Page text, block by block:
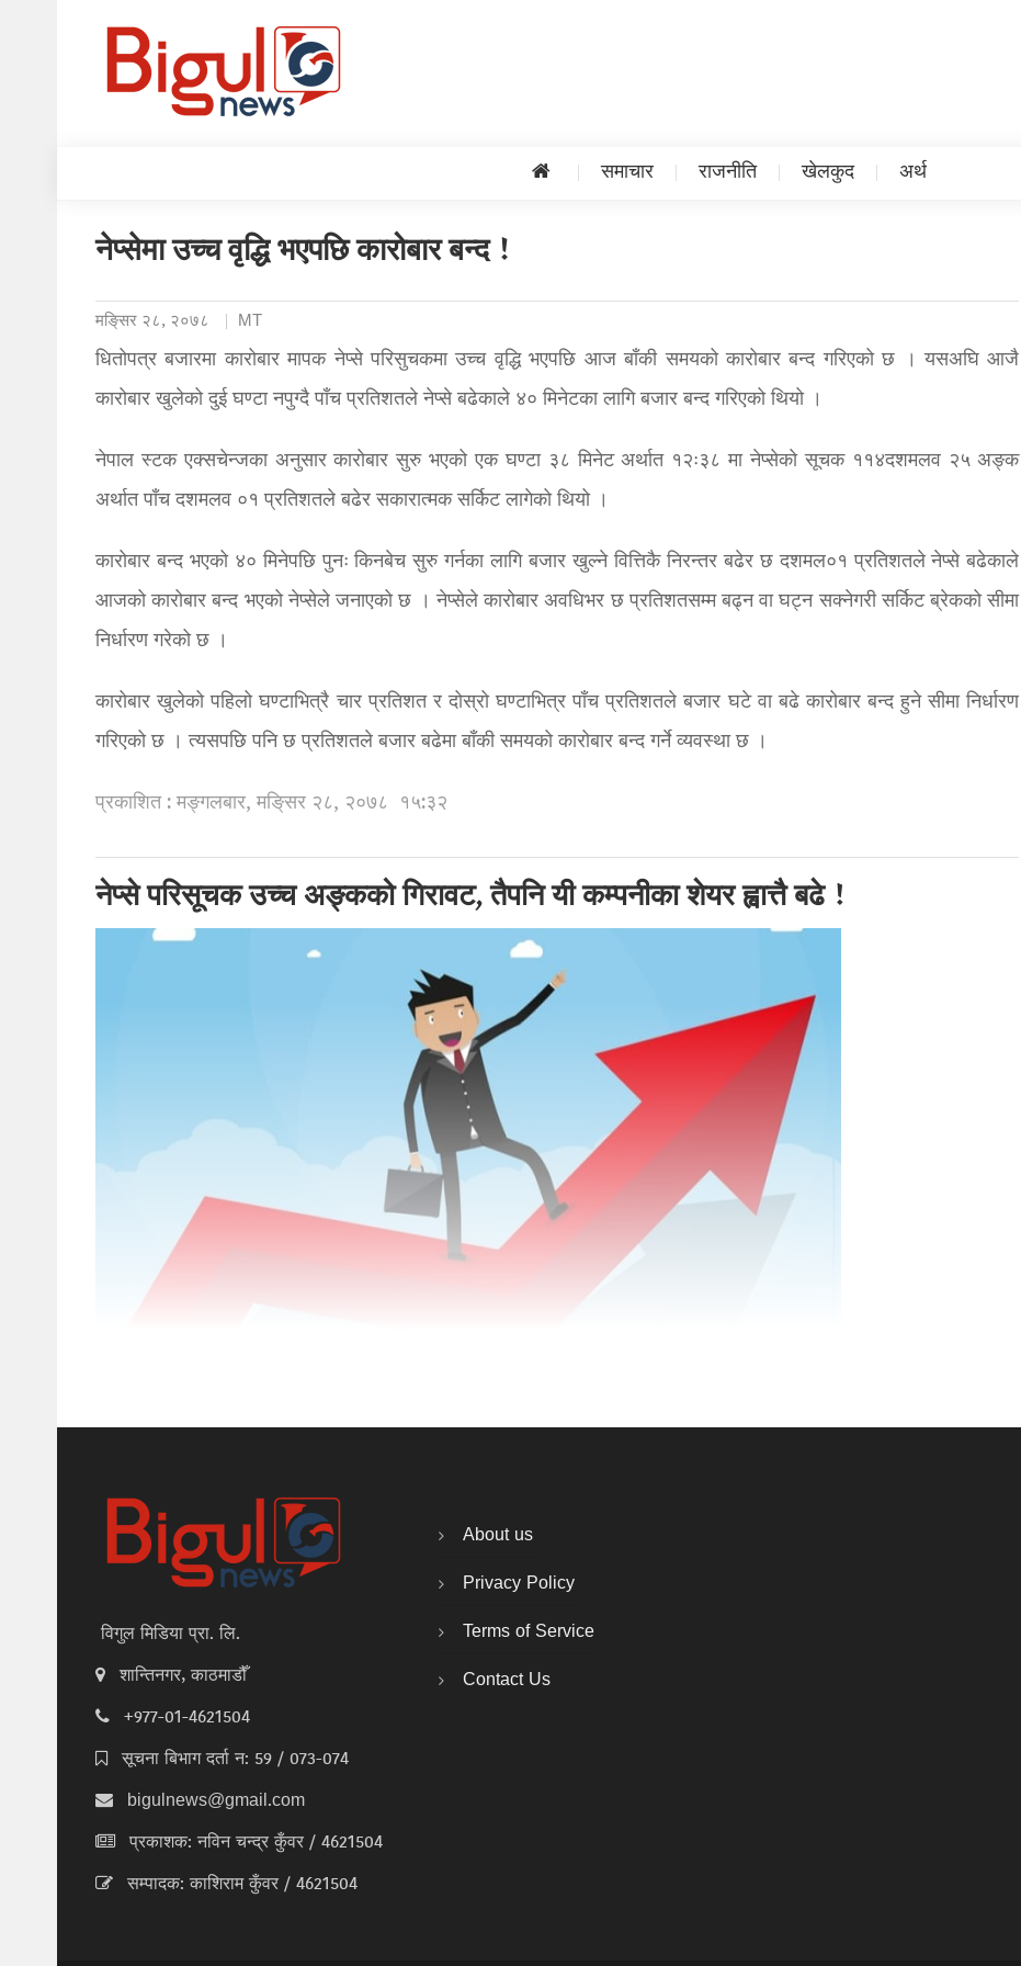
समाचार राजनीति खेलकुद अर्थ
नेप्सेमा उच्च वृद्धि भएपछि कारोबार बन्द !
मङि्सर २८, २०७८ MT
धितोपत्र बजारमा कारोबार मापक नेप्से परिसुचकमा उच्च वृद्धि भएपछि आज बाँकी समयको कारोबार बन्द गरिएको छ । यसअघि आजै
कारोबार खुलेको दुई घण्टा नपुग्दै पाँच प्रतिशतले नेप्से बढेकाले ४० मिनेटका लागि बजार बन्द गरिएको थियो ।
नेपाल स्टक एक्सचेन्जका अनुसार कारोबार सुरु भएको एक घण्टा ३८ मिनेट अर्थात १२ः३८ मा नेप्सेको सूचक ११४दशमलव २५ अङ्क
अर्थात पाँच दशमलव ०१ प्रतिशतले बढेर सकारात्मक सर्किट लागेको थियो ।
कारोबार बन्द भएको ४० मिनेपछि पुनः किनबेच सुरु गर्नका लागि बजार खुल्ने वित्तिकै निरन्तर बढेर छ दशमल०१ प्रतिशतले नेप्से बढेकाले
आजको कारोबार बन्द भएको नेप्सेले जनाएको छ । नेप्सेले कारोबार अवधिभर छ प्रतिशतसम्म बढ्न वा घट्न सक्नेगरी सर्किट ब्रेकको सीमा
निर्धारण गरेको छ ।
कारोबार खुलेको पहिलो घण्टाभित्रै चार प्रतिशत र दोस्रो घण्टाभित्र पाँच प्रतिशतले बजार घटे वा बढे कारोबार बन्द हुने सीमा निर्धारण
गरिएको छ । त्यसपछि पनि छ प्रतिशतले बजार बढेमा बाँकी समयको कारोबार बन्द गर्ने व्यवस्था छ ।
प्रकाशित : मङ्गलबार, मङि्सर २८, २०७८ १५:३२
नेप्से परिसूचक उच्च अङ्कको गिरावट, तैपनि यी कम्पनीका शेयर ह्वात्तै बढे !
विगुल मिडिया प्रा. लि.
शान्तिनगर, काठमाडौँ
+977-01-4621504
सूचना बिभाग दर्ता न: 59 / 073-074
bigulnews@gmail.com
प्रकाशक: नविन चन्द्र कुँवर / 4621504
सम्पादक: काशिराम कुँवर / 4621504
About us
Privacy Policy
Terms of Service
Contact Us